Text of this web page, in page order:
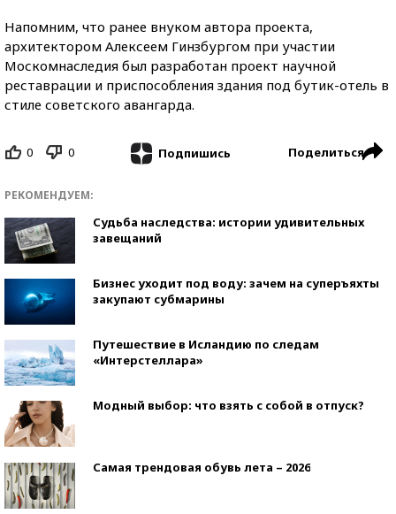
Напомним, что ранее внуком автора проекта,
архитектором Алексеем Гинзбургом при участии
Москомнаследия был разработан проект научной
реставрации и приспособления здания под бутик-отель в
стиле советского авангарда.
0 0 Подпишись Поделиться
РЕКОМЕНДУЕМ:
Судьба наследства: истории удивительных
завещаний
Бизнес уходит под воду: зачем на суперъяхты
закупают субмарины
Путешествие в Исландию по следам
«Интерстеллара»
Модный выбор: что взять с собой в отпуск?
Самая трендовая обувь лета – 2026